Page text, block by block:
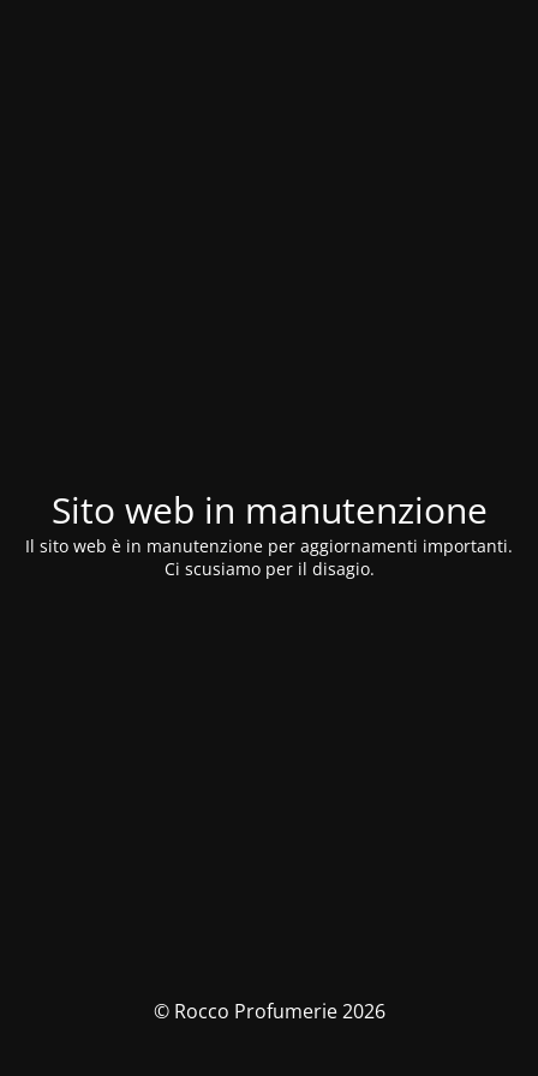
Sito web in manutenzione
Il sito web è in manutenzione per aggiornamenti importanti.
Ci scusiamo per il disagio.
© Rocco Profumerie 2026